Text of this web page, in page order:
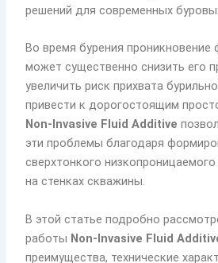
решений для современных
Во время бурения проникновение
может существенно снизить его
увеличить риск прихвата
привести к дорогостоящим
Non-Invasive Fluid Additive
эти проблемы благодаря
сверхтонкого
на стенках скважины.
В этой статье подробно
работы Non-Invasive Fluid
преимущества, технические